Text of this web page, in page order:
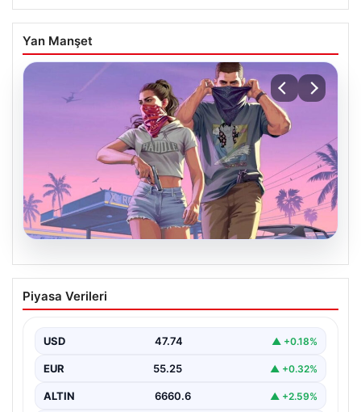
Yan Manşet
06.08.2026
GTA 6’nın Oynanış Görüntüleri İlk Kez
Netflix’te İzleyiciyle Buluşacak
olan Grand Theft Auto 6'nın oynanış videosunun 27…
Piyasa Verileri
USD 47.74 ▲ +0.18%
EUR 55.25 ▲ +0.32%
ALTIN 6660.6 ▲ +2.59%